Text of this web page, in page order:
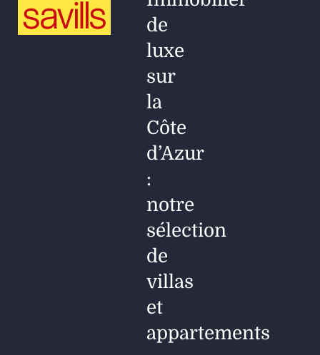
de
luxe
sur
la
Côte
d’Azur
:
notre
sélection
de
villas
et
appartements